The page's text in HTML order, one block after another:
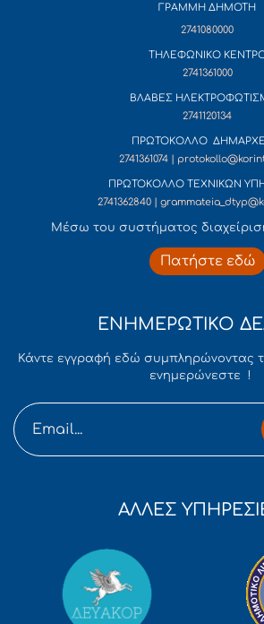
ΓΡΑΜΜΗ ΔΗΜΟΤΗ
2741080000
ΤΗΛΕΦΩΝΙΚΟ
2741361000
ΒΛΑΒΕΣ
2741120134
ΠΡΩΤΟΚΟΛΛΟ
2741361074 |
ΠΡΩΤΟΚΟΛΛΟ ΤΕΧΝΙΚΩΝ
2741362840 |
Mέσω του συστήματος
Πατήστε εδώ
ΕΝΗΜΕΡΩΤΙΚΟ
Κάντε εγγραφή εδώ συμπληρώνοντας
ενημερώνεστε !
ΑΛΛΕΣ